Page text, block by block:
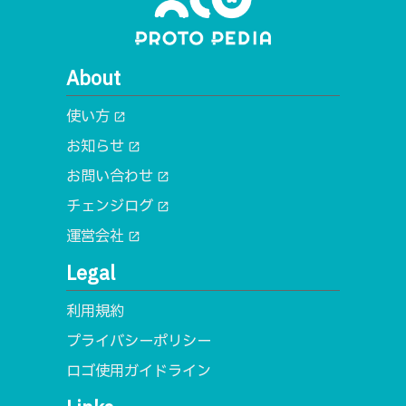
About
使い方 open_in_new
お知らせ open_in_new
お問い合わせ open_in_new
チェンジログ open_in_new
運営会社 open_in_new
Legal
利用規約
プライバシーポリシー
ロゴ使用ガイドライン